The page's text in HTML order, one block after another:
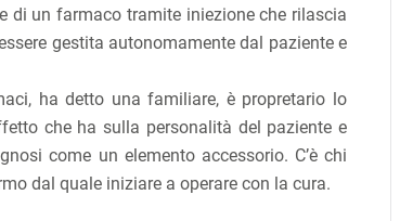
di un farmaco tramite iniezione che rilascia
gestita autonomamente dal paziente e
ha detto una familiare, è propretario lo
che ha sulla personalità del paziente e
come un elemento accessorio. C’è chi
dal quale iniziare a operare con la cura.